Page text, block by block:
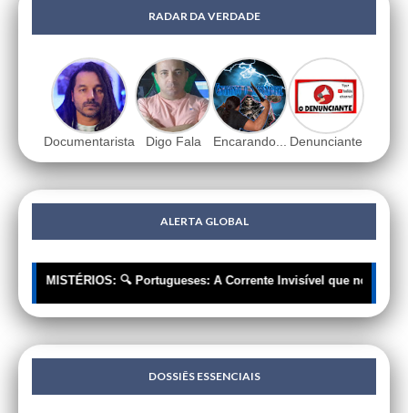
RADAR DA VERDADE
Documentarista Digo Fala Encarando... Denunciante
ALERTA GLOBAL
MISTÉRIOS: 🔍 Portugueses: A Corrente Invisível que nos Está a
DOSSIÊS ESSENCIAIS